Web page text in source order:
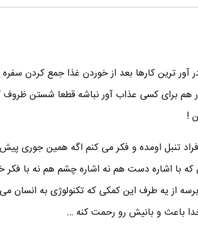
آور ترین کارها بعد از خوردن غذا جمع کردن
هم برای کسی عذاب آور نباشه قطعا شستن ظروف
!
تنبل اومده و فکر می کنم اگه همین جوری
با اشاره دست هم نه اشاره چشم هم نه با
از یه طرف این کمکی که تکنولوژی به انسان
باعث و بانیش رو رحمت کنه …